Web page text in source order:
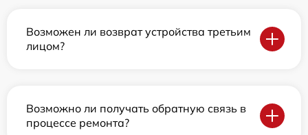
Возможен ли возврат устройства третьим
лицом?
Возможно ли получать обратную связь в
процессе ремонта?